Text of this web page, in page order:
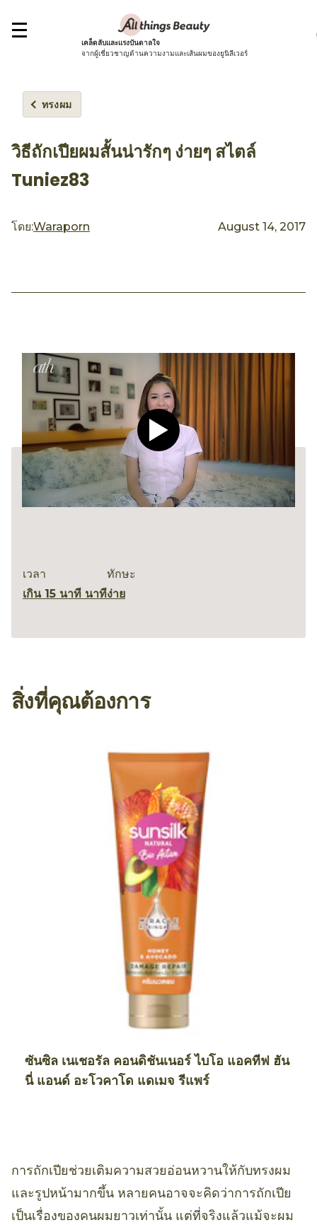
เคล็ดลับและแรงบันดาลใจ
จากผู้เชี่ยวชาญด้านความงามและเส้นผมของยูนิลีเวอร์
ทรงผม
วิธีถักเปียผมสั้นน่ารักๆ ง่ายๆ สไตล์
Tuniez83
โดย:Waraporn August 14, 2017
Play video CLEAR Men
เวลา
เกิน 15 นาที นาที
ทักษะ
ง่าย
สิ่งที่คุณต้องการ
ซันซิล เนเชอรัล คอนดิชันเนอร์ ไบโอ แอคทีฟ ฮัน
นี่ แอนด์ อะโวคาโด แดเมจ รีแพร์
การถักเปียช่วยเติมความสวยอ่อนหวานให้กับทรงผม
และรูปหน้ามากขึ้น หลายคนอาจจะคิดว่าการถักเปีย
เป็นเรื่องของคนผมยาวเท่านั้น แต่ที่จริงแล้วแม้จะผม